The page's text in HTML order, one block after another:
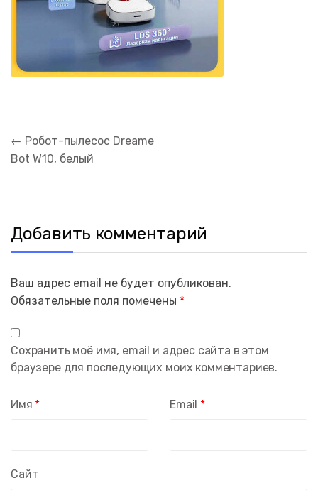
Навигация
по
← Робот-пылесос Dreame
Bot W10, белый
Добавить комментарий
Ваш адрес email не будет опубликован.
Обязательные поля помечены *
Имя * Email *
Сайт
Сохранить моё имя, email и адрес сайта в этом
браузере для последующих моих комментариев.